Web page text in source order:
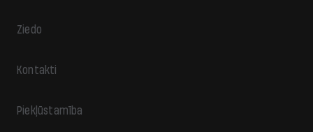
Ziedo
Kontakti
Piekļūstamība